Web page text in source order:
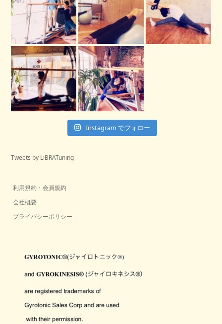
Instagram でフォロー
Tweets by LiBRATuning
利用規約・会員規約
会社概要
プライバシーポリシー